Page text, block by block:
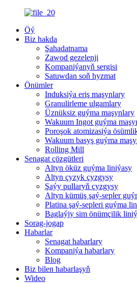
Öý
Biz hakda
Şahadatnama
Zawod gezelenji
Kompaniýanyň sergisi
Satuwdan soň hyzmat
Önümler
Induksiýa eriş maşynlary
Granulirleme ulgamlary
Üznüksiz guýma maşynlary
Wakuum Ingot guýma
Poroşok atomizasiýa
Wakuum basyş guýma
Rolling Mill
Senagat çözgütleri
Altyn öküz guýma liniýasy
Altyn çyzyk çyzgysy
Şaýy pullaryň çyzgysy
Altyn kümüş şaý-sepler
Platina şaý-sepleri guýma
Baglaýjy sim önümçilik
Sorag-jogap
Habarlar
Senagat habarlary
Kompaniýa habarlary
Blog
Biz bilen habarlaşyň
Wideo